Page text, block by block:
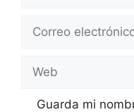
electrónico
Guarda mi